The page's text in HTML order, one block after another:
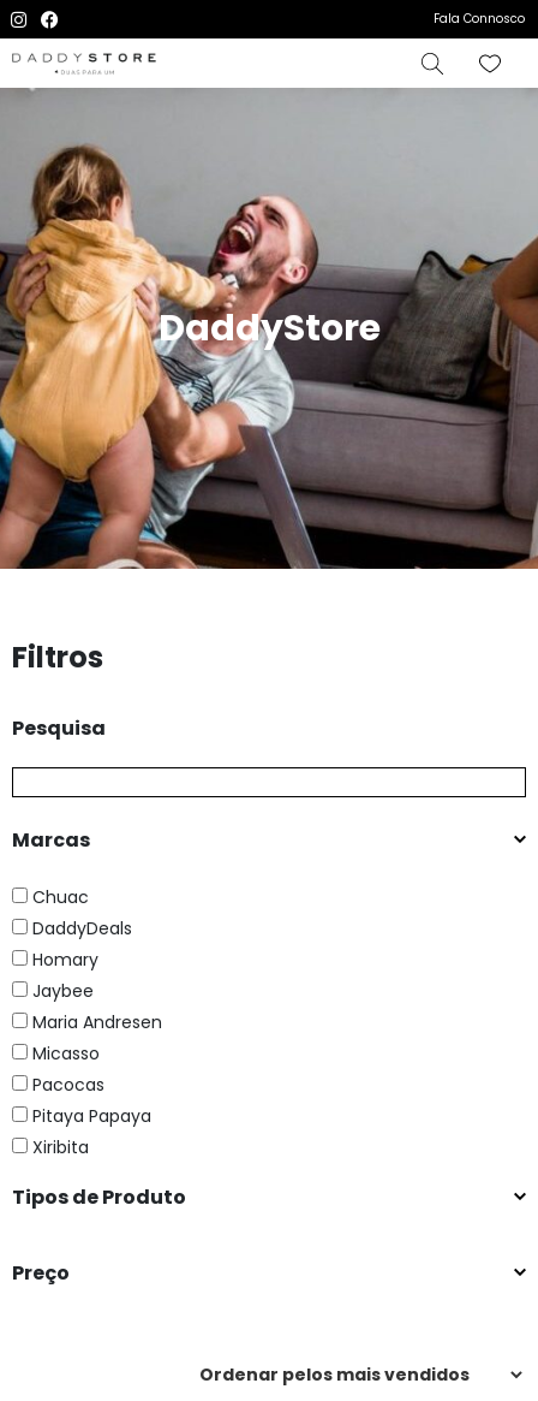
Fala Connosco
DaddyStore
Filtros
Pesquisa
Marcas
Chuac
DaddyDeals
Homary
Jaybee
Maria Andresen
Micasso
Pacocas
Pitaya Papaya
Xiribita
Tipos de Produto
Preço